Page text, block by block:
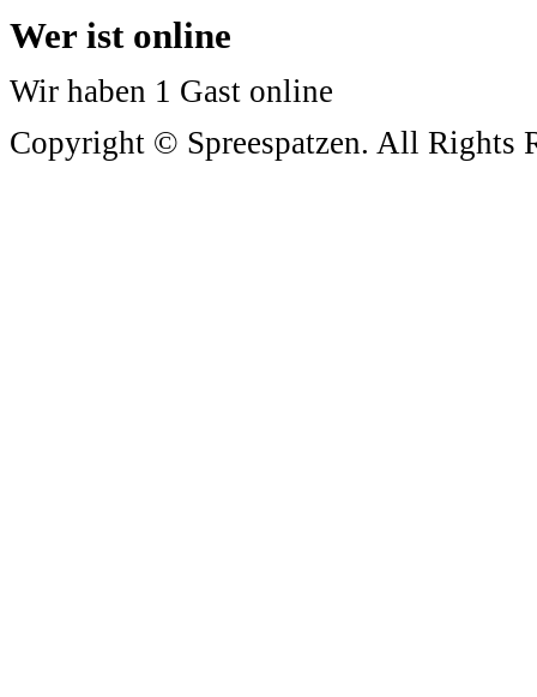
Wer ist online
Wir haben 1 Gast online
Copyright © Spreespatzen. All Rights